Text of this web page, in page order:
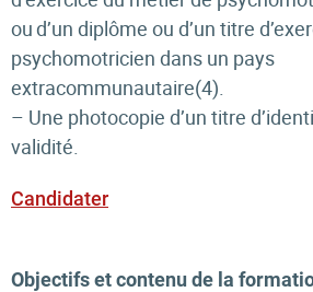
ou d’un diplôme ou d’un titre
psychomotricien dans un pays
extracommunautaire(4).
– Une photocopie d’un titre
validité.
Candidater
Objectifs et contenu de la